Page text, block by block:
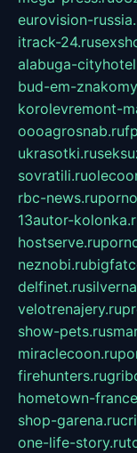
eurovision-
itrack-24.ru
alabuga-
bud-em-
korolevremont-
oooagrosnab.ru
ukrasotki.ru
sovratili.ru
rbc-news.ru
13autor-
hostserve.ru
neznobi.ru
delfinet.ru
velotrenajery.ru
show-pets.ru
miraclecoon.ru
firehunters.ru
hometown-
shop-garena.ru
one-life-story.ru